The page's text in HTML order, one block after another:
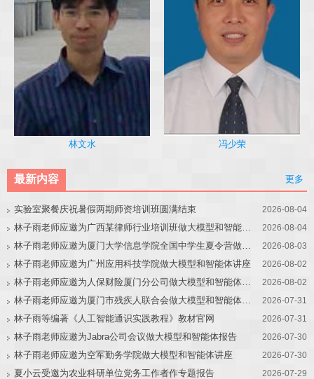
林文水 冯少荣
最新内容 更多
实验室聚餐庆祝暑假两期师资培训班圆满结束 2026-08-04
林子雨老师应邀为广西某律师行业培训班做大模型和智能体讲座 2026-08-04
林子雨老师应邀为厦门大学信息学院全国中学生夏令营做大模型讲座 2026-08-03
林子雨老师应邀为广州应用科技学院做大模型和智能体讲座 2026-08-02
林子雨老师应邀为人保财险厦门分公司做大模型和智能体讲座 2026-08-02
林子雨老师应邀为厦门市残疾人联合会做大模型和智能体讲座 2026-07-31
林子雨等编著《人工智能通识实践教程》教材官网 2026-07-31
林子雨老师应邀为Jabra公司会议做大模型和智能体报告 2026-07-30
林子雨老师应邀为空军勤务学院做大模型和智能体讲座 2026-07-30
夏小云受邀为农业科研单位党务工作者作专题报告 2026-07-29